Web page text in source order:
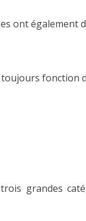
ont également
fonction
grandes